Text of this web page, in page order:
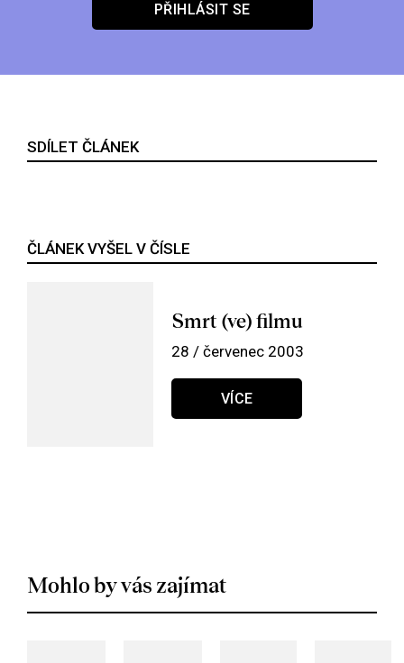
PŘIHLÁSIT SE
SDÍLET ČLÁNEK
ČLÁNEK VYŠEL V ČÍSLE
Smrt (ve) filmu
28 / červenec 2003
VÍCE
Mohlo by vás zajímat